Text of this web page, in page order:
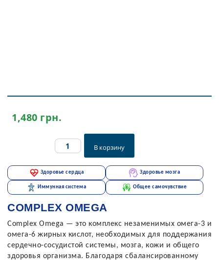
1,480 грн.
Complex
Omega
3/6
quantity
В корзину
Здоровье сердца Здоровье мозга
Иммунная система Общее самочувствие
COMPLEX OMEGA
Complex Omega — это комплекс незаменимых омега-3 и
омега-6 жирных кислот, необходимых для поддержания
сердечно-сосудистой системы, мозга, кожи и общего
здоровья организма. Благодаря сбалансированному